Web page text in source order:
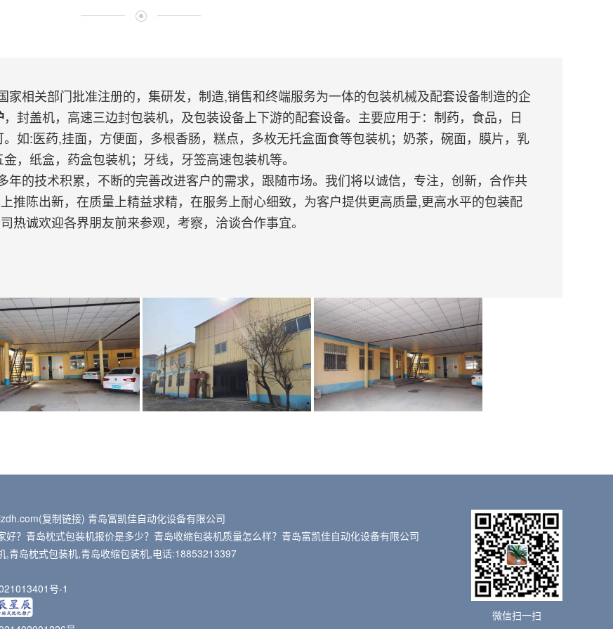
相关部门批准注册的，集研发，制造,销售和终端服务为一体的包装机械及配套设备制造的企
，封盖机，高速三边封包装机，及包装设备上下游的配套设备。主要应用于：制药，食品，日
如:医药,挂面，方便面，多根香肠，糕点，多枚无托盒面食等包装机；奶茶，碗面，膜片，乳
金，纸盒，药盒包装机；牙线，牙签高速包装机等。
的技术积累，不断的完善改进客户的需求，跟随市场。我们将以诚信，专注，创新，合作共
推陈出新，在质量上精益求精，在服务上耐心细致，为客户提供更高质量,更高水平的包装配
热诚欢迎各界朋友前来参观，考察，洽谈合作事宜。
微信扫一扫
复制链接) 青岛富凯佳自动化设备有限公司
好？青岛枕式包装机报价是多少？青岛收缩包装机质量怎么样？青岛富凯佳自动化设备有限公司
,青岛枕式包装机,青岛收缩包装机,电话:18853213397
号-1